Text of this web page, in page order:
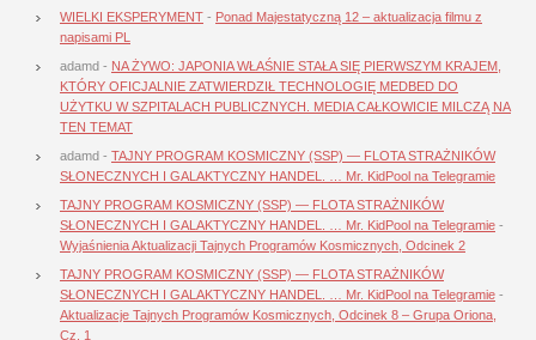
WIELKI EKSPERYMENT - Ponad Majestatyczną 12 – aktualizacja filmu z
napisami PL
adamd - NA ŻYWO: JAPONIA WŁAŚNIE STAŁA SIĘ PIERWSZYM KRAJEM,
KTÓRY OFICJALNIE ZATWIERDZIŁ TECHNOLOGIĘ MEDBED DO
UŻYTKU W SZPITALACH PUBLICZNYCH. MEDIA CAŁKOWICIE MILCZĄ NA
TEN TEMAT
adamd - TAJNY PROGRAM KOSMICZNY (SSP) — FLOTA STRAŻNIKÓW
SŁONECZNYCH I GALAKTYCZNY HANDEL. … Mr. KidPool na Telegramie
TAJNY PROGRAM KOSMICZNY (SSP) — FLOTA STRAŻNIKÓW
SŁONECZNYCH I GALAKTYCZNY HANDEL. … Mr. KidPool na Telegramie -
Wyjaśnienia Aktualizacji Tajnych Programów Kosmicznych, Odcinek 2
TAJNY PROGRAM KOSMICZNY (SSP) — FLOTA STRAŻNIKÓW
SŁONECZNYCH I GALAKTYCZNY HANDEL. … Mr. KidPool na Telegramie -
Aktualizacje Tajnych Programów Kosmicznych, Odcinek 8 – Grupa Oriona,
Cz. 1